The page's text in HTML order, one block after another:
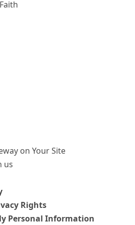
on Your Site
us
Rights
Personal Information